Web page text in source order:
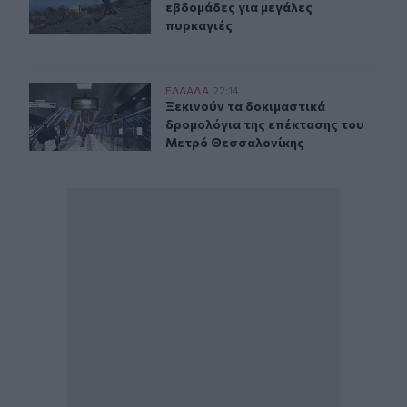
εβδομάδες για μεγάλες
πυρκαγιές
Ξεκινούν τα δοκιμαστικά δρομολόγια της επέκτασης
ΕΛΛAΔΑ 22:14
Ξεκινούν τα δοκιμαστικά
Ξεκινούν τα δοκιμαστικά
δρομολόγια της επέκτασης του
Μετρό Θεσσαλονίκης